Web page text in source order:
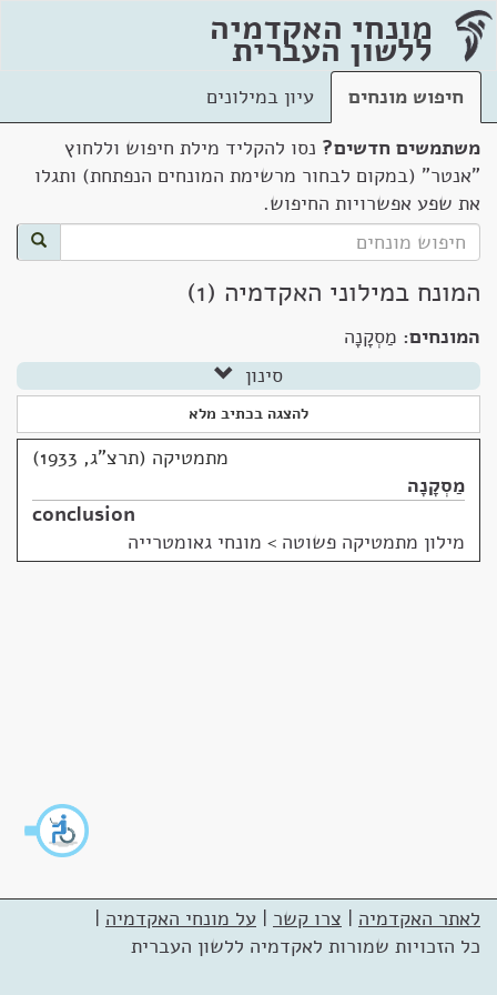
מונחי האקדמיה
ללשון העברית
חיפוש מונחים
עיון במילונים
משתמשים חדשים? נסו להקליד מילת חיפוש וללחוץ
"אנטר" (במקום לבחור מרשימת המונחים הנפתחת) ותגלו
את שפע אפשרויות החיפוש.
המונח במילוני האקדמיה (1)
המונחים: מַסְקָנָה
סינון
להצגה בכתיב מלא
מתמטיקה (תרצ"ג, 1933)
מַסְקָנָה
conclusion
מילון מתמטיקה פשוטה > מונחי גאומטרייה
לאתר האקדמיה | צרו קשר | על מונחי האקדמיה |
כל הזכויות שמורות לאקדמיה ללשון העברית